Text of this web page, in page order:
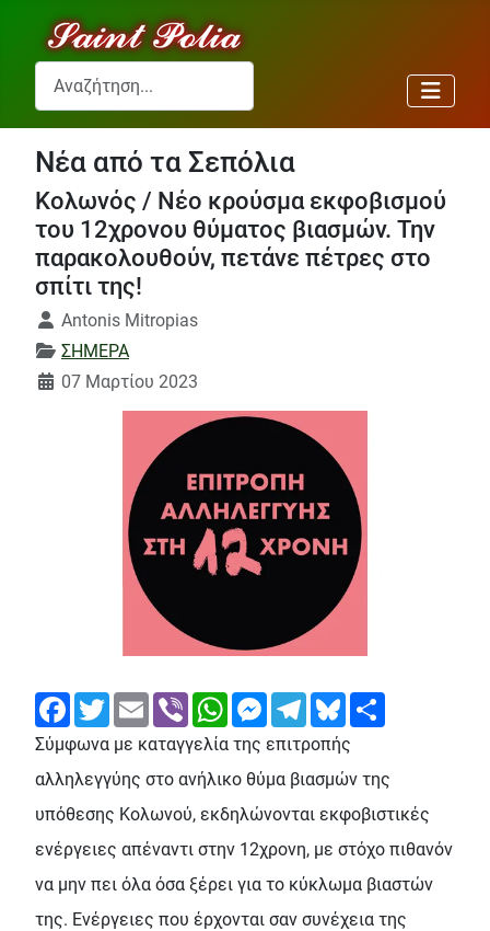
Αναζήτηση...
Νέα από τα Σεπόλια
Κολωνός / Νέο κρούσμα εκφοβισμού
του 12χρονου θύματος βιασμών. Την
παρακολουθούν, πετάνε πέτρες στο
σπίτι της!
Λεπτομέρειες
Antonis Mitropias
ΣΗΜΕΡΑ
07 Μαρτίου 2023
FacebookTwitterEmail Viber WhatsAppMessengerTelegramBluesky
Σύμφωνα με καταγγελία της επιτροπής
αλληλεγγύης στο ανήλικο θύμα βιασμών της
υπόθεσης Κολωνού, εκδηλώνονται εκφοβιστικές
ενέργειες απέναντι στην 12χρονη, με στόχο πιθανόν
να μην πει όλα όσα ξέρει για το κύκλωμα βιαστών
της. Ενέργειες που έρχονται σαν συνέχεια της